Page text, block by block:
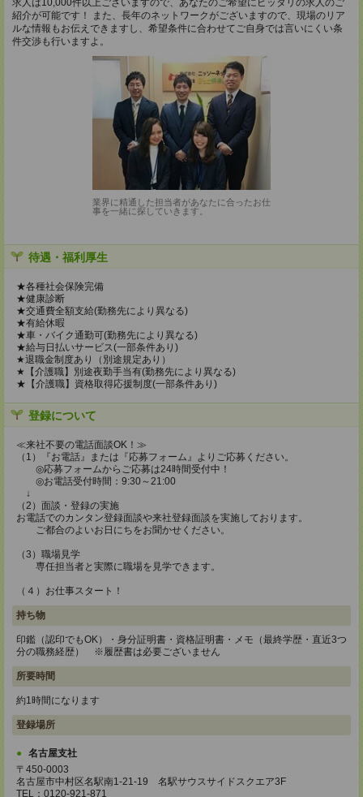
求人は10,000件以上ございますので、あなたのご希望にピッタリの求人のご
紹介が可能です！ また、長年のネットワークがございますので、現場のリア
ルな情報もお伝えできますし、希望条件に合わせてご自身では言いにくい条
件交渉も行いますよ。
業界に精通した担当者があなたに合ったお仕
事を一緒に探していきます。
待遇・福利厚生
★各種社会保険完備
★健康診断
★交通費全額支給(勤務先により異なる)
★有給休暇
★車・バイク通勤可(勤務先により異なる)
★給与日払いサービス(一部条件あり)
★退職金制度あり（別途規定あり）
★【介護職】別途夜勤手当有(勤務先により異なる)
★【介護職】資格取得応援制度(一部条件あり)
登録について
≪来社不要の電話面談OK！≫
（1）『お電話』または『応募フォーム』よりご応募ください。
◎応募フォームからご応募は24時間受付中！
◎お電話受付時間：9:30～21:00
↓
（2）面談・登録の実施
お電話でのカンタン登録面談や来社登録面談を実施しております。
ご都合のよいお日にちをお聞かせください。
（3）職場見学
専任担当者と実際に職場を見学できます。
（４）お仕事スタート！
持ち物
印鑑（認印でもOK）・身分証明書・資格証明書・メモ（最終学歴・直近3つ
分の職務経歴） ※履歴書は必要ございません
所要時間
約1時間になります
登録場所
名古屋支社
〒450-0003
名古屋市中村区名駅南1-21-19 名駅サウスサイドスクエア3F
TEL：0120-921-871